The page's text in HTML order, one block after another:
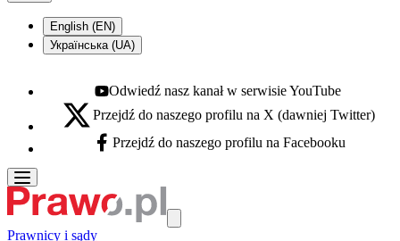
English (EN)
Українська (UA)
Youtube - otwiera się w nowej karcie
Odwiedź nasz kanał w serwisie YouTube
X - otwiera się w nowej karcie
Przejdź do naszego profilu na X (dawniej Twitter)
Facebook - otwiera się w nowej karcie
Przejdź do naszego profilu na Facebooku
Prawnicy i sądy